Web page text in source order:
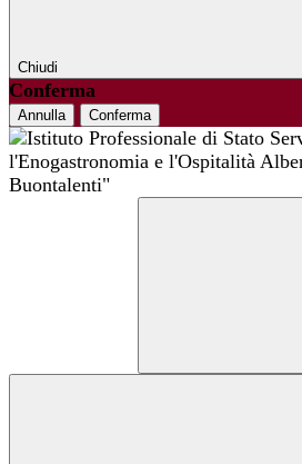
Chiudi
Conferma
Annulla Conferma